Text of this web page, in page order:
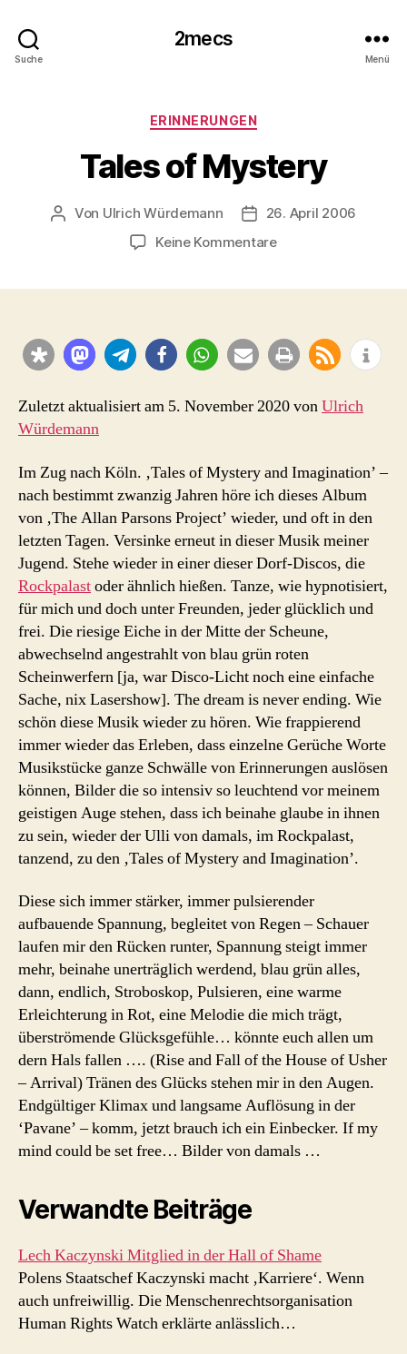
Suche
2mecs
Menü
Kategorien
ERINNERUNGEN
Tales of Mystery
Beitragsautor
Von Ulrich Würdemann Beitragsdatum
26. April 2006
Keine Kommentarezu
Zuletzt aktualisiert am 5. November 2020 vonUlrich
Würdemann
Im Zug nach Köln. ‚Tales of Mystery and Imagination’ –
nach bestimmt zwanzig Jahren höre ich dieses Album
von ‚The Allan Parsons Project’ wieder, und oft in den
letzten Tagen. Versinke erneut in dieser Musik meiner
Jugend. Stehe wie­der in einer dieser Dorf-Discos, die
Rockpalastoder ähnlich hießen. Tanze, wie hypnotisiert,
für mich und doch unter Freunden, jeder glück­lich und
frei. Die riesige Eiche in der Mitte der Scheune,
abwechselnd angestrahlt von blau grün roten
Scheinwerfern [ja, war Disco-Licht noch eine einfa­che
Sache, nix Lasershow]. The dream is never ending. Wie
schön diese Musik wieder zu hören. Wie frappierend
immer wieder das Erleben, dass einzelne Gerüche Worte
Musikstücke ganze Schwälle von Erinnerungen auslösen
können, Bilder die so intensiv so leuchtend vor meinem
geistigen Auge stehen, dass ich beinahe glaube in ihnen
zu sein, wieder der Ulli von damals, im Rockpalast,
tanzend, zu den ‚Tales of Mystery and Imagina­tion’.
Diese sich immer stärker, immer pulsierender
aufbauende Spannung, be­gleitet von Regen – Schauer
laufen mir den Rücken runter, Spannung steigt immer
mehr, beinahe unerträglich werdend, blau grün alles,
dann, endlich, Stroboskop, Pulsieren, eine warme
Erleichterung in Rot, eine Me­lodie die mich trägt,
überströmende Glücksgefühle… könnte euch allen um
dern Hals fallen …. (Rise and Fall of the House of Usher
– Arrival) Tränen des Glücks stehen mir in den Augen.
Endgültiger Klimax und langsame Auflösung in der
‘Pavane’ – komm, jetzt brauch ich ein Ein­becker. If my
mind could be set free… Bilder von damals …
Verwandte Beiträge
Lech Kaczynski Mitglied in der Hall of Shame
Polens Staatschef Kaczynski macht ‚Karriere‘. Wenn
auch unfreiwillig. Die Menschenrechtsorganisation
Human Rights Watch erklärte anlässlich…